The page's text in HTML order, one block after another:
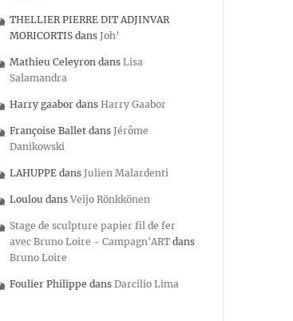
THELLIER PIERRE DIT ADJINVAR
MORICORTIS dans Joh’
Mathieu Celeyron dans Lisa
Salamandra
Harry gaabor dans Harry Gaabor
Françoise Ballet dans Jérôme
Danikowski
LAHUPPE dans Julien Malardenti
Loulou dans Veijo Rönkkönen
Stage de sculpture papier fil de fer
avec Bruno Loire - Campagn'ART dans
Bruno Loire
Foulier Philippe dans Darcilio Lima